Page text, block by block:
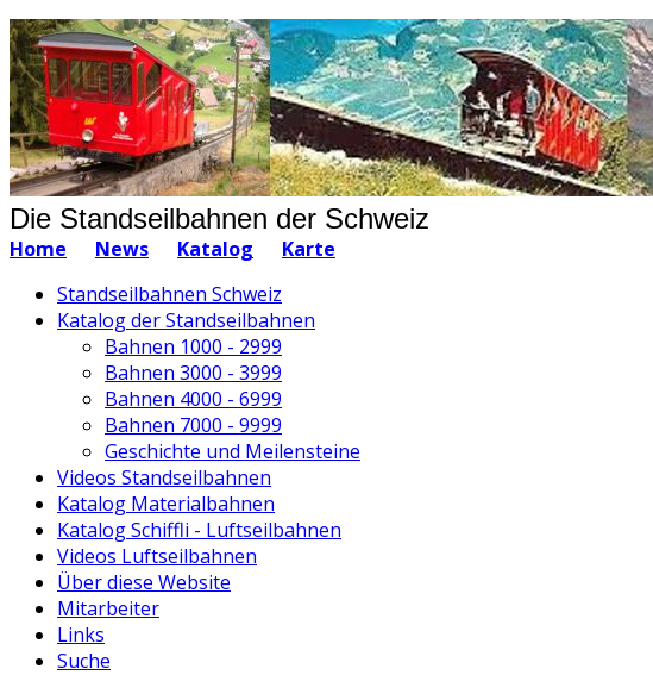
Die Standseilbahnen der Schweiz
Home News Katalog
Karte
Standseilbahnen Schweiz
Katalog der Standseilbahnen
Bahnen 1000 - 2999
Bahnen 3000 - 3999
Bahnen 4000 - 6999
Bahnen 7000 - 9999
Geschichte und Meilensteine
Videos Standseilbahnen
Katalog Materialbahnen
Katalog Schiffli - Luftseilbahnen
Videos Luftseilbahnen
Über diese Website
Mitarbeiter
Links
Suche